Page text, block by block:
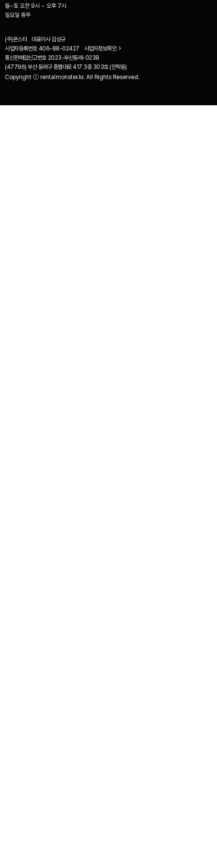
월~토 오전 9시 ~ 오후 7시
일요일 휴무
(주)몬스터 대표이사 김상규
사업자등록번호 406-88-02427
사업자정보확인
통신판매업신고번호 2023-부산동래-0238
(47796) 부산 동래구 충렬대로 417 3층 303호 (안락동)
Copyright ⓒ rentalmonster.kr. All Rights Reserved.